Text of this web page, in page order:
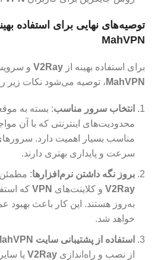
MahVPN
برای استفاده بهینه از V2Ray و
MahVPN ، توصیه می‌شود نکات زیر
انتخاب سرور مناسب: بسته به
محدودیت‌های اینترنتی که با آن
مناسب بسیار اهمیت دارد.
سرعت و پایداری بهتری دارند.
بروز نگه داشتن نرم‌افزارها: مطمئن
V2Ray و کلاینت‌های VPN که
به‌روز هستند. این کار باعث بهبود
خواهد شد.
استفاده از پشتیبانی سایت MahVPN
از نصب و راه‌اندازی V2Ray یا